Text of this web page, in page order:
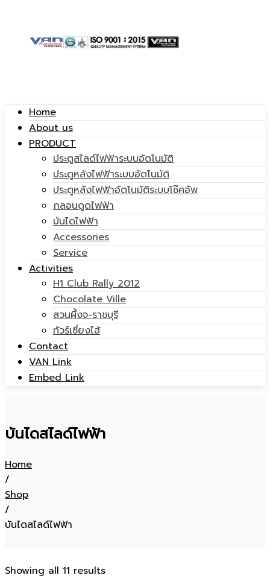
แวน
พาราไดซ์
|
แวน
พาราไดซ์
Home
About us
PRODUCT
ประตูสไลด์ไฟฟ้าระบบอัตโนมัติ
ประตูหลังไฟฟ้าระบบอัตโนมัติ
ประตูหลังไฟฟ้าอัตโนมัติระบบโช๊คอัพ
กลอนดูดไฟฟ้า
บันไดไฟฟ้า
Accessories
Service
Activities
H1 Club Rally 2012
Chocolate Ville
สวนผึ้งจ-ราชบุรี
ทัวร์เซี่ยงไฮ้
Contact
VAN Link
Embed Link
บันไดสไลด์ไฟฟ้า
Home
/
Shop
/
บันไดสไลด์ไฟฟ้า
Showing all 11 results